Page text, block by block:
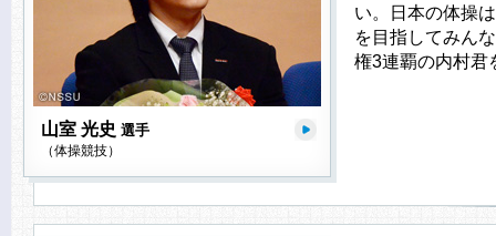
山室 光史 選手
（体操競技）
い。日本の体操
を目指してみん
権3連覇の内村君